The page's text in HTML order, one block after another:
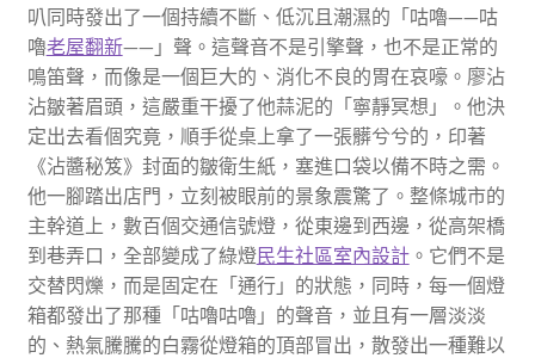
叭同時發出了一個持續不斷、低沉且潮濕的「咕嚕——咕
嚕老屋翻新——」聲。這聲音不是引擎聲，也不是正常的
鳴笛聲，而像是一個巨大的、消化不良的胃在哀嚎。廖沾
沾皺著眉頭，這嚴重干擾了他蒜泥的「寧靜冥想」。他決
定出去看個究竟，順手從桌上拿了一張髒兮兮的，印著
《沾醬秘笈》封面的皺衛生紙，塞進口袋以備不時之需。
他一腳踏出店門，立刻被眼前的景象震驚了。整條城市的
主幹道上，數百個交通信號燈，從東邊到西邊，從高架橋
到巷弄口，全部變成了綠燈民生社區室內設計。它們不是
交替閃爍，而是固定在「通行」的狀態，同時，每一個燈
箱都發出了那種「咕嚕咕嚕」的聲音，並且有一層淡淡
的、熱氣騰騰的白霧從燈箱的頂部冒出，散發出一種難以